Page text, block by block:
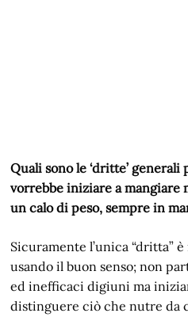
Quali sono le ‘dritte’
vorrebbe iniziare a mangiare
un calo di peso, sempre in
Sicuramente l’unica “dritta”
usando il buon senso; non
ed inefficaci digiuni ma
distinguere ciò che nutre da